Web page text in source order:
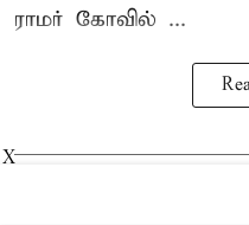
ராமர் கோவில் ...
X